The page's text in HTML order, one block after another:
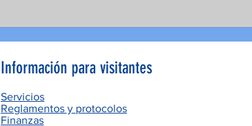
Información para visitantes
Servicios
Reglamentos y protocolos
Finanzas